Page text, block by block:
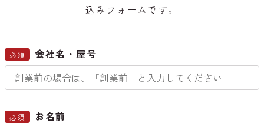
込みフォームです。
必須 会社名・屋号
必須 お名前